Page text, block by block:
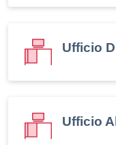
Ufficio
Ufficio